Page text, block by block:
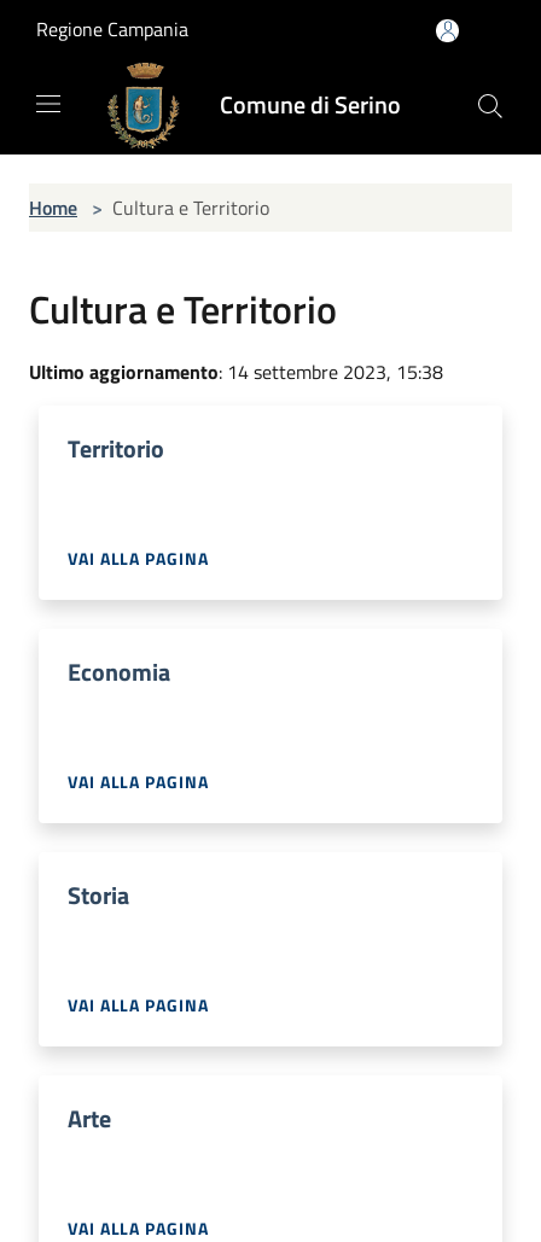
Regione Campania
Comune di Serino
Home > Cultura e Territorio
Cultura e Territorio
Ultimo aggiornamento: 14 settembre 2023, 15:38
Territorio
VAI ALLA PAGINA
Economia
VAI ALLA PAGINA
Storia
VAI ALLA PAGINA
Arte
VAI ALLA PAGINA